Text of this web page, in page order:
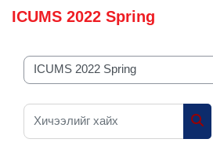
ICUMS 2022 Spring
Курсын ангилал
Хичээлийг хайх